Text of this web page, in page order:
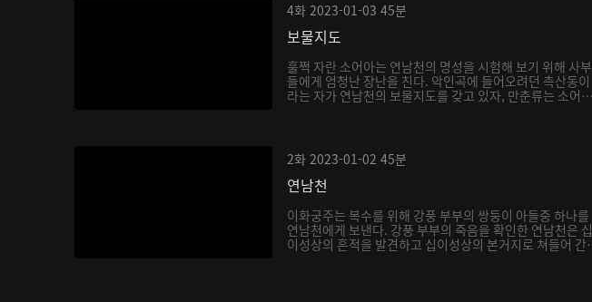
4화 2023-01-03 45분
보물지도
훌쩍 자란 소어아는 연남천의 명성을 시험해 보기 위해 사부
들에게 엄청난 장난을 친다. 악인곡에 들어오려던 촉산동이
라는 자가 연남천의 보물지도를 갖고 있자, 만춘류는 소어
2화 2023-01-02 45분
연남천
이화궁주는 복수를 위해 강풍 부부의 쌍둥이 아들중 하나를
연남천에게 보낸다. 강풍 부부의 죽음을 확인한 연남천은 십
이성상의 흔적을 발견하고 십이성상의 본거지로 쳐들어 간